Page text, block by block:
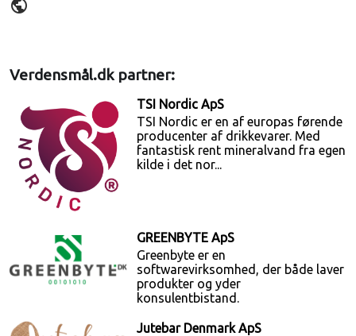
public
Verdensmål.dk partner:
TSI Nordic ApS
TSI Nordic er en af europas førende
producenter af drikkevarer. Med
fantastisk rent mineralvand fra egen
kilde i det nor...
GREENBYTE ApS
Greenbyte er en
softwarevirksomhed, der både laver
produkter og yder
konsulentbistand.
Jutebar Denmark ApS